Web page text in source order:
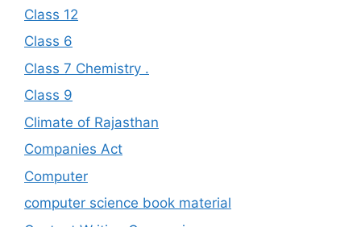
Class 12
Class 6
Class 7 Chemistry .
Class 9
Climate of Rajasthan
Companies Act
Computer
computer science book material